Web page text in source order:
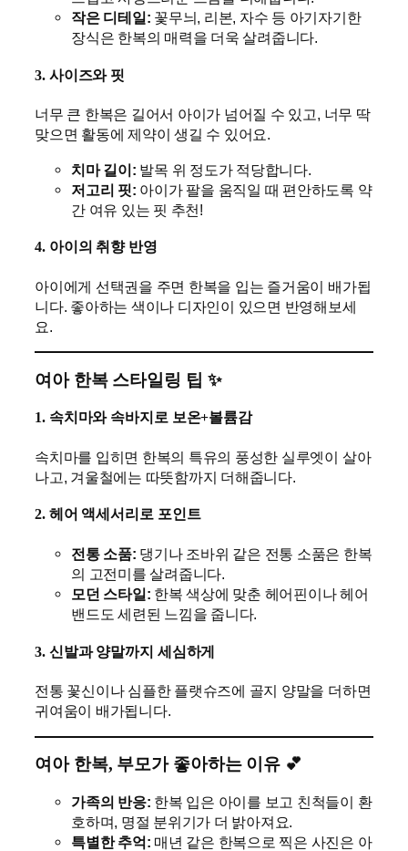
작은 디테일: 꽃무늬, 리본, 자수 등 아기자기한
장식은 한복의 매력을 더욱 살려줍니다.
3. 사이즈와 핏
너무 큰 한복은 길어서 아이가 넘어질 수 있고, 너무 딱
맞으면 활동에 제약이 생길 수 있어요.
치마 길이: 발목 위 정도가 적당합니다.
저고리 핏: 아이가 팔을 움직일 때 편안하도록 약
간 여유 있는 핏 추천!
4. 아이의 취향 반영
아이에게 선택권을 주면 한복을 입는 즐거움이 배가됩
니다. 좋아하는 색이나 디자인이 있으면 반영해보세
요.
여아 한복 스타일링 팁 ✨
1. 속치마와 속바지로 보온+볼륨감
속치마를 입히면 한복의 특유의 풍성한 실루엣이 살아
나고, 겨울철에는 따뜻함까지 더해줍니다.
2. 헤어 액세서리로 포인트
전통 소품: 댕기나 조바위 같은 전통 소품은 한복
의 고전미를 살려줍니다.
모던 스타일: 한복 색상에 맞춘 헤어핀이나 헤어
밴드도 세련된 느낌을 줍니다.
3. 신발과 양말까지 세심하게
전통 꽃신이나 심플한 플랫슈즈에 골지 양말을 더하면
귀여움이 배가됩니다.
여아 한복, 부모가 좋아하는 이유 💕
가족의 반응: 한복 입은 아이를 보고 친척들이 환
호하며, 명절 분위기가 더 밝아져요.
특별한 추억: 매년 같은 한복으로 찍은 사진은 아